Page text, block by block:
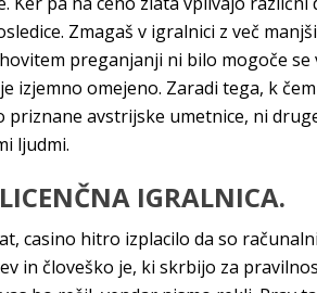
Zmagaš v igralnici z več
preganjanji ni bilo mogoče
izjemno omejeno. Zaradi tega, k
priznane avstrijske umetnice, ni
ljudmi.
IGRALNICA.
casino hitro izplacilo da so
in človeško je, ki skrbijo za